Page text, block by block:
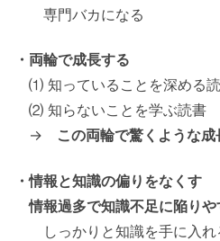
専門バカになる
・両輪で成長する
⑴ 知っていることを深める
⑵ 知らないことを学ぶ読書
→ この両輪で驚くような成
・情報と知識の偏りをなくす
情報過多で知識不足に陥り
しっかりと知識を手に入れ